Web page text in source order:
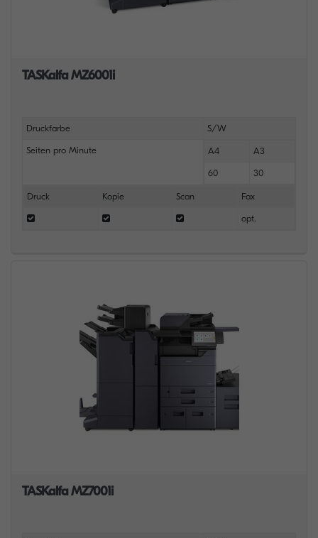
TASKalfa MZ6001i
Druckfarbe S/W
Seiten pro Minute A4 A3
60 30
Druck Kopie Scan Fax
opt.
TASKalfa MZ7001i